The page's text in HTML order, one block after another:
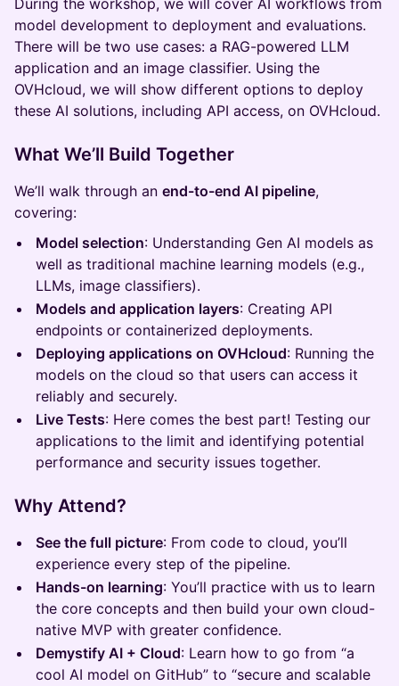
During the workshop, we will cover AI workflows from
model development to deployment and evaluations.
There will be two use cases: a RAG-powered LLM
application and an image classifier. Using the
OVHcloud, we will show different options to deploy
these AI solutions, including API access, on OVHcloud.
What We’ll Build Together
We’ll walk through an end-to-end AI pipeline,
covering:
Model selection: Understanding Gen AI models as
well as traditional machine learning models (e.g.,
LLMs, image classifiers).
Models and application layers: Creating API
endpoints or containerized deployments.
Deploying applications on OVHcloud: Running the
models on the cloud so that users can access it
reliably and securely.
Live Tests: Here comes the best part! Testing our
applications to the limit and identifying potential
performance and security issues together.
Why Attend?
See the full picture: From code to cloud, you’ll
experience every step of the pipeline.
Hands-on learning: You’ll practice with us to learn
the core concepts and then build your own cloud-
native MVP with greater confidence.
Demystify AI + Cloud: Learn how to go from “a
cool AI model on GitHub” to “secure and scalable